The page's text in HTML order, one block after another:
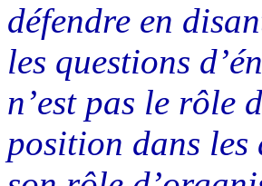
défendre en
les questions
n’est pas le rôle
position dans les